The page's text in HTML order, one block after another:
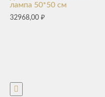
лампа 50*50 см
32968,00 ₽